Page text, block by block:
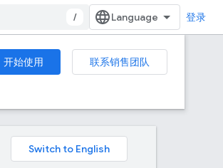
/ 登录
开始使用
联系销售团队